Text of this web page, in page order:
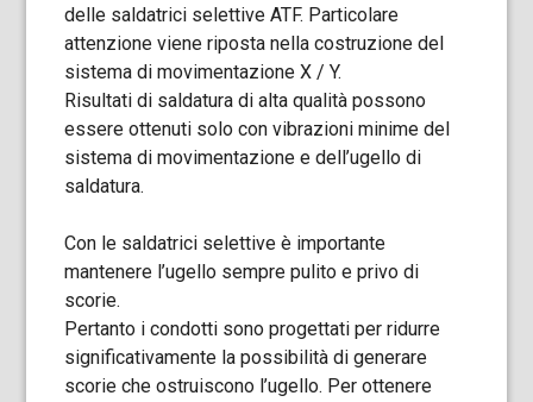
delle saldatrici selettive ATF. Particolare
attenzione viene riposta nella costruzione del
sistema di movimentazione X / Y.
Risultati di saldatura di alta qualità possono
essere ottenuti solo con vibrazioni minime del
sistema di movimentazione e dell’ugello di
saldatura.
Con le saldatrici selettive è importante
mantenere l’ugello sempre pulito e privo di
scorie.
Pertanto i condotti sono progettati per ridurre
significativamente la possibilità di generare
scorie che ostruiscono l’ugello. Per ottenere